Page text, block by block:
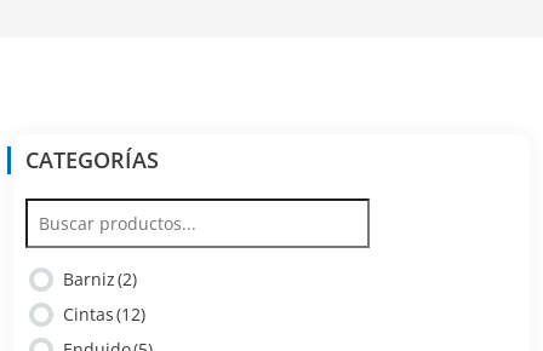
CATEGORÍAS
Barniz(2)
Cintas(12)